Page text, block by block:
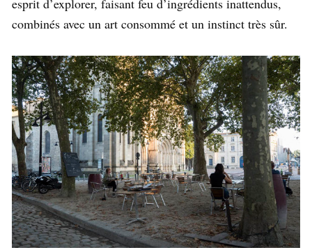
esprit d’explorer, faisant feu d’ingrédients inattendus,
combinés avec un art consommé et un instinct très sûr.